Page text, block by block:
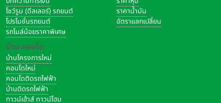
โชว์รูม (ดีลเลอร์) รถยนต์
โปรโมชั่นรถยนต์
รถไมล์น้อยราคาพิเศษ
บ้าน-คอนโด
บ้านโครงการใหม่
คอนโดใหม่
คอนโดติดรถไฟฟ้า
บ้านติดรถไฟฟ้า
ทาวน์เฮ้าส์ ทาวน์โฮม
ราคาน้ำมัน
อัตราแลกเปลี่ยน